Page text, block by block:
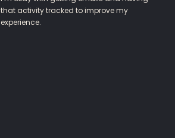
that activity tracked to improve my
experience.